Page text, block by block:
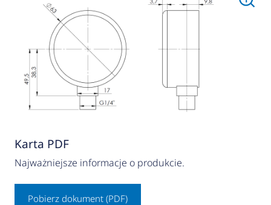
Karta PDF
Najważniejsze informacje o produkcie.
Pobierz dokument (PDF)